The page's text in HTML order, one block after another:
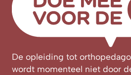
De opleiding tot
wordt momenteel niet door